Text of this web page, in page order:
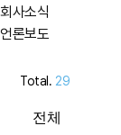
회사소식
언론보도
Total. 29